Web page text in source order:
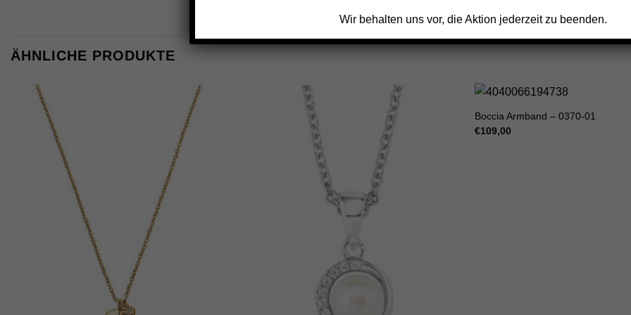
ÄHNLICHE PRODUKTE
Boccia Armband – 0370-01
€109,00
Wir behalten uns vor, die Aktion jederzeit zu beenden.